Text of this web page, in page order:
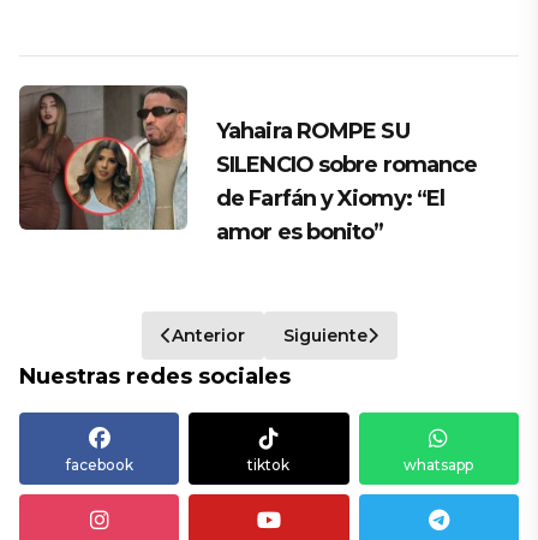
Yahaira ROMPE SU
SILENCIO sobre romance
de Farfán y Xiomy: “El
amor es bonito”
Anterior Siguiente
Nuestras redes sociales
facebook tiktok whatsapp